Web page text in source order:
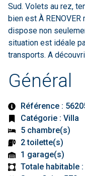
Sud. Volets au rez,
bien est À
dispose non
situation est idéale
transports. A
Général
Référence :
Catégorie : Villa
5 chambre(s)
2 toilette(s)
1 garage(s)
Totale habitable :